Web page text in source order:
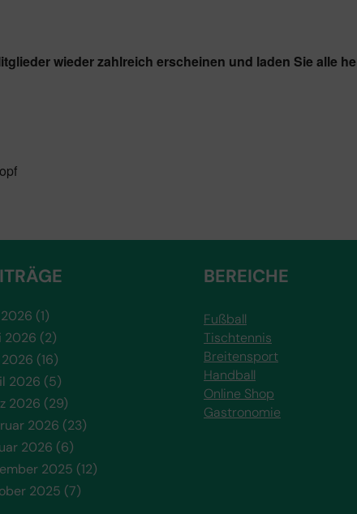
wieder zahlreich erscheinen und laden Sie alle
(1)
2026 (2)
(16)
2026 (5)
2026 (29)
2026 (23)
2026 (6)
2025 (12)
2025 (7)
BEREICHE
Fußball
Tischtennis
Breitensport
Handball
Online Shop
Gastronomie